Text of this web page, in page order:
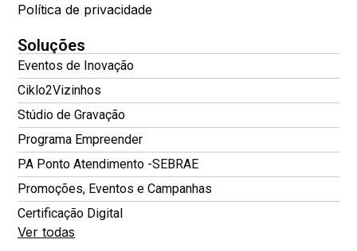
Política de privacidade
Soluções
Eventos de Inovação
Ciklo2Vizinhos
Stúdio de Gravação
Programa Empreender
PA Ponto Atendimento -SEBRAE
Promoções, Eventos e Campanhas
Certificação Digital
Ver todas